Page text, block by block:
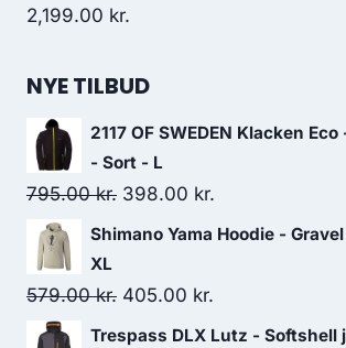
2,199.00 kr.
NYE TILBUD
2117 OF SWEDEN Klacken
- Sort - L
795.00kr. Original
price
795.00 kr..
398.00 kr.
price
Shimano Yama Hoodie -
XL
579.00kr. Original
price
405.00 kr.
price
Trespass DLX Lutz - Softshell